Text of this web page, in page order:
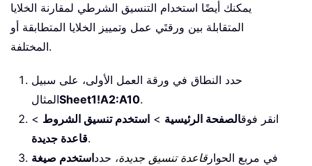
يمكنك أيضًا استخدام التنسيق الشرطي لمقارنة الخلايا
المتقابلة بين ورقتَي عمل وتمييز الخلايا المتطابقة أو
المختلفة.
حدد النطاق في ورقة العمل الأولى، على سبيل
المثالSheet1!A2:A10.
انقر فوقالصفحة الرئيسية > استخدم تنسيق الشروط >
قاعدة جديدة.
في مربع الحوار قاعدة تنسيق جديدة، حدداستخدم صيغة